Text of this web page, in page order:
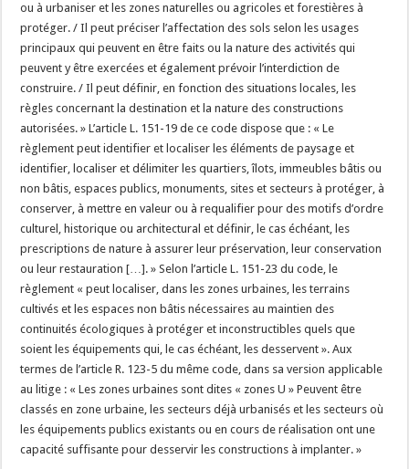
ou à urbaniser et les zones naturelles ou agricoles et forestières à
protéger. / Il peut préciser l’affectation des sols selon les usages
principaux qui peuvent en être faits ou la nature des activités qui
peuvent y être exercées et également prévoir l’interdiction de
construire. / Il peut définir, en fonction des situations locales, les
règles concernant la destination et la nature des constructions
autorisées. » L’article L. 151-19 de ce code dispose que : « Le
règlement peut identifier et localiser les éléments de paysage et
identifier, localiser et délimiter les quartiers, îlots, immeubles bâtis ou
non bâtis, espaces publics, monuments, sites et secteurs à protéger, à
conserver, à mettre en valeur ou à requalifier pour des motifs d’ordre
culturel, historique ou architectural et définir, le cas échéant, les
prescriptions de nature à assurer leur préservation, leur conservation
ou leur restauration […]. » Selon l’article L. 151-23 du code, le
règlement « peut localiser, dans les zones urbaines, les terrains
cultivés et les espaces non bâtis nécessaires au maintien des
continuités écologiques à protéger et inconstructibles quels que
soient les équipements qui, le cas échéant, les desservent ». Aux
termes de l’article R. 123-5 du même code, dans sa version applicable
au litige : « Les zones urbaines sont dites « zones U » Peuvent être
classés en zone urbaine, les secteurs déjà urbanisés et les secteurs où
les équipements publics existants ou en cours de réalisation ont une
capacité suffisante pour desservir les constructions à implanter. »